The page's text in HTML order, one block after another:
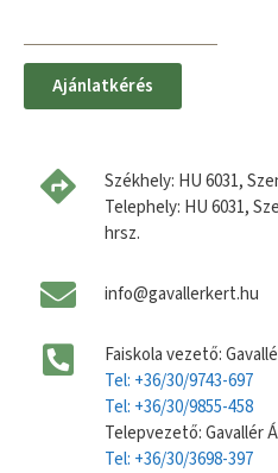
Ajánlatkérés
Székhely: HU 6031,
Telephely: HU 6031,
hrsz.
info@gavallerkert.hu
Faiskola vezető:
Tel: +36/30/9743-697
Tel: +36/30/9855-458
Telepvezető: Gavallér
Tel: +36/30/3698-397